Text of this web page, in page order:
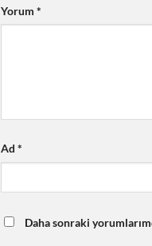
Yorum *
Ad *
Daha sonraki